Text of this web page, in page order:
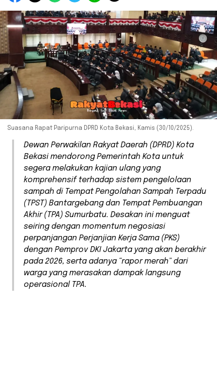
Suasana Rapat Paripurna DPRD Kota Bekasi, Kamis (30/10/2025).
Dewan Perwakilan Rakyat Daerah (DPRD) Kota
Bekasi mendorong Pemerintah Kota untuk
segera melakukan kajian ulang yang
komprehensif terhadap sistem pengelolaan
sampah di Tempat Pengolahan Sampah Terpadu
(TPST) Bantargebang dan Tempat Pembuangan
Akhir (TPA) Sumurbatu. Desakan ini menguat
seiring dengan momentum negosiasi
perpanjangan Perjanjian Kerja Sama (PKS)
dengan Pemprov DKI Jakarta yang akan berakhir
pada 2026, serta adanya “rapor merah” dari
warga yang merasakan dampak langsung
operasional TPA.